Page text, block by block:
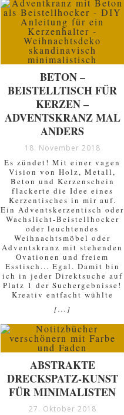
BETON –
BEISTELLTISCH FÜR
KERZEN –
ADVENTSKRANZ MAL
ANDERS
18. November 2018
Es zündet! Mit einer vagen
Vision von Holz, Metall,
Beton und Kerzenschein
flackerte die Idee eines
Kerzentisches in mir auf.
Ein Adventskerzentisch oder
Wachslicht-Beistellhocker
oder leuchtendes
Weihnachtsmöbel oder
Adventskranz mit stehenden
Ovationen und freiem
Esstisch... Egal. Damit bin
ich in jeder Direktsuche auf
Platz 1 der Suchergebnisse!
Kreativ entfacht wühlte
[...]
ABSTRAKTE
DRECKSPATZ-KUNST
FÜR MINIMALISTEN
27. Oktober 2018